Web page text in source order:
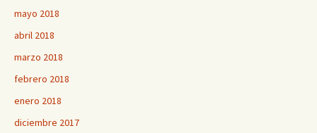
mayo 2018
abril 2018
marzo 2018
febrero 2018
enero 2018
diciembre 2017